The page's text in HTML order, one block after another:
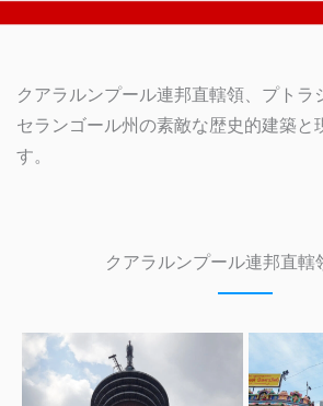
クアラルンプール連邦直轄領、プトラ
セランゴール州の素敵な歴史的建築と
す。
クアラルンプール連邦直轄